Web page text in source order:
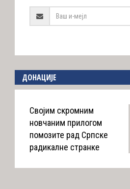
ДОНАЦИЈЕ
Својим скромним
новчаним прилогом
помозите рад Српске
радикалне странке